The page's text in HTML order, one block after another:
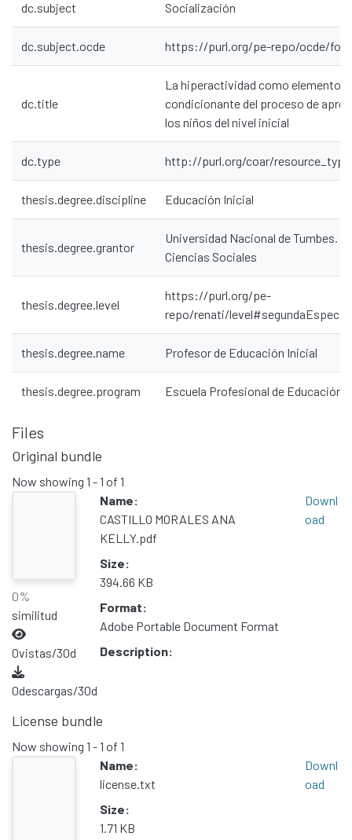
All of DSpace
Contacto
Políticas
dc.subject Socialización
dc.subject.ocde https://purl.org/pe-repo/ocde/
dc.title
La hiperactividad como elemento
condicionante del proceso de
los niños del nivel inicial
dc.type http://purl.org/coar/
thesis.degree.discipline Educación Inicial
thesis.degree.grantor
Universidad Nacional de Tumbes.
Ciencias Sociales
thesis.degree.level
https://purl.org/pe-
repo/renati/
thesis.degree.name Profesor de Educación Inicial
thesis.degree.program Escuela Profesional de Educación
Files
Original bundle
Now showing 1 - 1 of 1
0%
similitud
0vistas/30d
0descargas/30d
Name:
CASTILLO MORALES ANA
KELLY.pdf
Size:
394.66 KB
Format:
Adobe Portable Document Format
Description:
Downl
oad
License bundle
Now showing 1 - 1 of 1
Name:
license.txt
Size:
1.71 KB
Downl
oad